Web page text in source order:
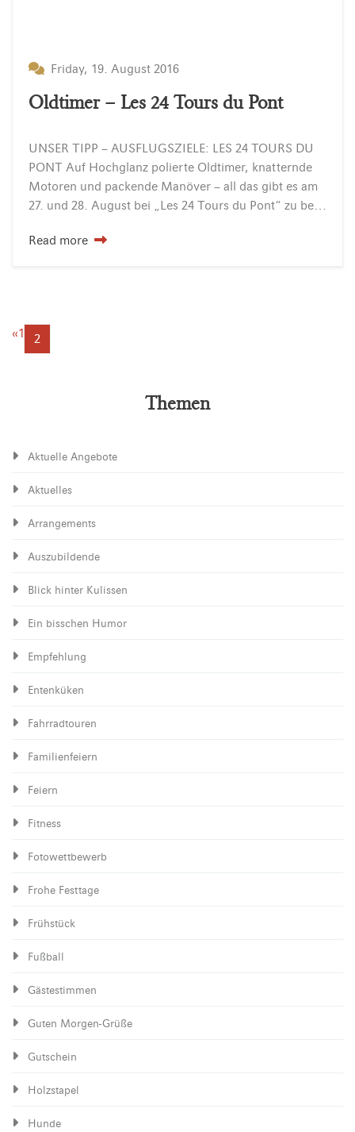
Friday, 19. August 2016
Oldtimer – Les 24 Tours du Pont
UNSER TIPP – AUSFLUGSZIELE: LES 24 TOURS DU
PONT Auf Hochglanz polierte Oldtimer, knatternde
Motoren und packende Manöver – all das gibt es am
27. und 28. August bei „Les 24 Tours du Pont“ zu bestaunen. Bereits zum dritten Mal findet dieser…
Read more
«1 2
Themen
Aktuelle Angebote
Aktuelles
Arrangements
Auszubildende
Blick hinter Kulissen
Ein bisschen Humor
Empfehlung
Entenküken
Fahrradtouren
Familienfeiern
Feiern
Fitness
Fotowettbewerb
Frohe Festtage
Frühstück
Fußball
Gästestimmen
Guten Morgen-Grüße
Gutschein
Holzstapel
Hunde